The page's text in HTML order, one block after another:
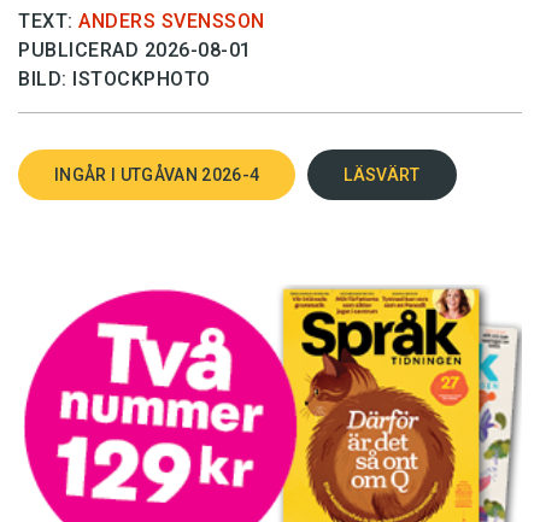
TEXT: ANDERS SVENSSON
PUBLICERAD 2026-08-01
BILD: ISTOCKPHOTO
INGÅR I UTGÅVAN 2026-4 LÄSVÄRT